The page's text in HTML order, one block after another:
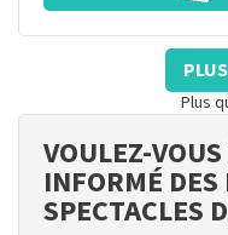
Plus
VOULEZ-
INFORMÉ
SPECTACLES